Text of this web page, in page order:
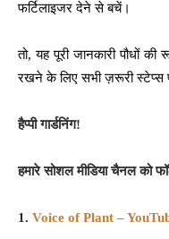
फर्टिलाइजर देने से बचें।
तो, यह पूरी जानकारी पौधों
रखने के लिए सभी ज़रूरी
हैप्पी गार्डनिंग!
हमारे सोशल मीडिया चैनल को
1. Voice of Plant –